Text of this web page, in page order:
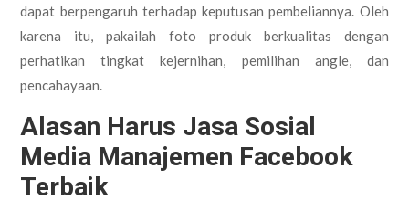
dapat berpengaruh terhadap keputusan pembeliannya. Oleh
karena itu, pakailah foto produk berkualitas dengan
perhatikan tingkat kejernihan, pemilihan angle, dan
pencahayaan.
Alasan Harus Jasa Sosial
Media Manajemen Facebook
Terbaik